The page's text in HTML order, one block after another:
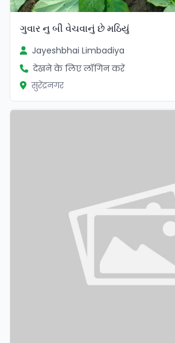
ગુવાર નુ બી વેચવાનું છે મઠિયું
Jayeshbhai Limbadiya
देखने के लिए लॉगिन करें
सुरेंद्रनगर